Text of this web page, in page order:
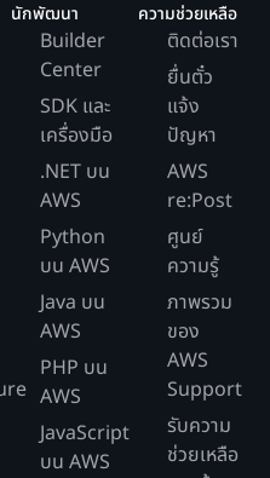
นักพัฒนา
Builder
Center
SDK และ
เครื่องมือ
.NET บน
AWS
Python
บน AWS
Java บน
AWS
PHP บน
AWS
JavaScript
บน AWS
ความช่วยเหลือ
ติดต่อเรา
ยื่นตั๋ว
แจ้ง
ปัญหา
AWS
re:Post
ศูนย์
ความรู้
ภาพรวม
ของ
AWS
Support
รับความ
ช่วยเหลือ